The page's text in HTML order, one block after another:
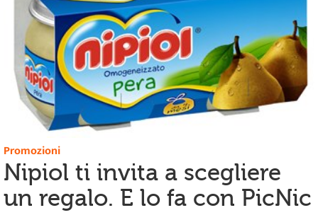
Promozioni
Nipiol ti invita a scegliere
un regalo. E lo fa con PicNic